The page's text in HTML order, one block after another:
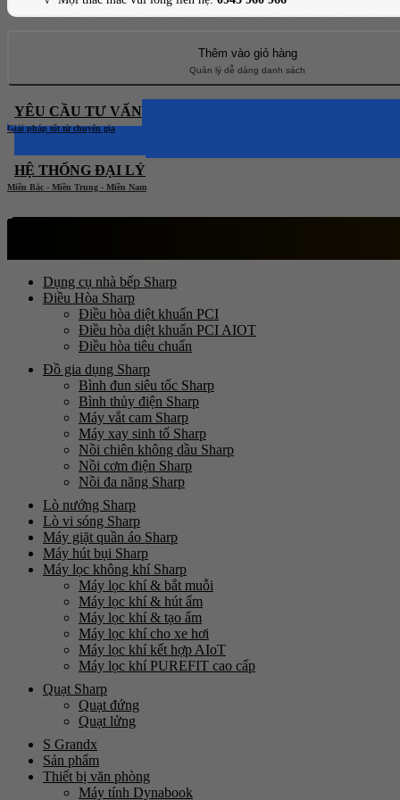
Thêm vào giỏ hàng
YÊU CẦU TƯ VẤN
HỆ THỐNG ĐẠI LÝ
Dụng cụ nhà bếp Sharp
Điều Hòa Sharp
Điều hòa diệt khuẩn PCI
Điều hòa diệt khuẩn PCI AIOT
Điều hòa tiêu chuẩn
Đồ gia dụng Sharp
Bình đun siêu tốc Sharp
Bình thủy điện Sharp
Máy vắt cam Sharp
Máy xay sinh tố Sharp
Nồi chiên không dầu Sharp
Nồi cơm điện Sharp
Nồi đa năng Sharp
Lò nướng Sharp
Lò vi sóng Sharp
Máy giặt quần áo Sharp
Máy hút bụi Sharp
Máy lọc không khí Sharp
Máy lọc khí & bắt muỗi
Máy lọc khí & hút ẩm
Máy lọc khí & tạo ẩm
Máy lọc khí cho xe hơi
Máy lọc khí kết hợp AIoT
Máy lọc khí PUREFIT cao cấp
Quạt Sharp
Quạt đứng
Quạt lửng
S Grandx
Sản phẩm
Thiết bị văn phòng
Máy tính Dynabook